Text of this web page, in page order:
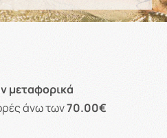
μεταφορικά
άνω των70.00€